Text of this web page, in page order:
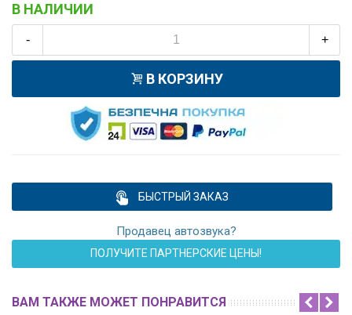
В НАЛИЧИИ
- +
В КОРЗИНУ
БЫСТРЫЙ ЗАКАЗ
Продавец автозвука?
ПОЛУЧИТЕ ПАРТНЕРСКИЕ ЦЕНЫ!
ВАМ ТАКЖЕ МОЖЕТ ПОНРАВИТСЯ